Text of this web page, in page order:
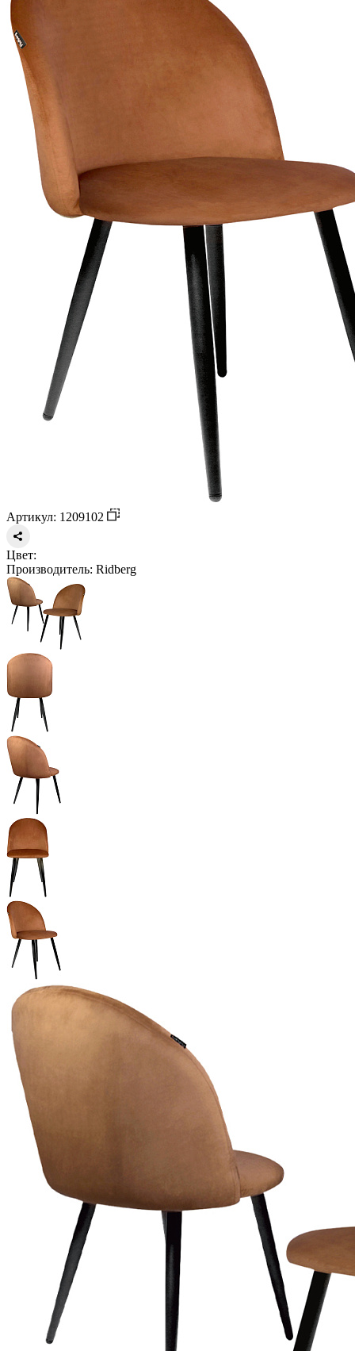
Артикул: 1209102
Цвет:
Производитель: Ridberg